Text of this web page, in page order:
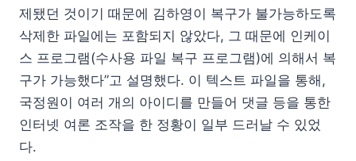
제됐던 것이기 때문에 김하영이 복구가 불가능하도록
삭제한 파일에는 포함되지 않았다, 그 때문에 인케이
스 프로그램(수사용 파일 복구 프로그램)에 의해서 복
구가 가능했다”고 설명했다. 이 텍스트 파일을 통해,
국정원이 여러 개의 아이디를 만들어 댓글 등을 통한
인터넷 여론 조작을 한 정황이 일부 드러날 수 있었
다.